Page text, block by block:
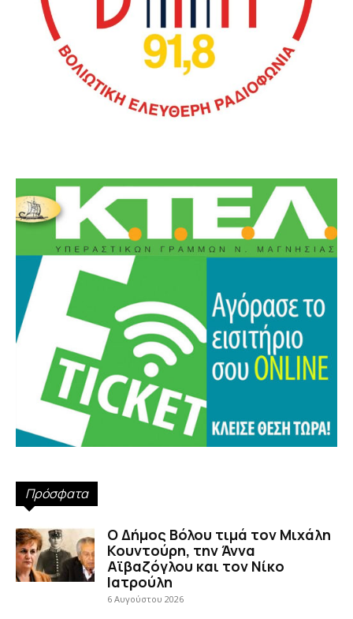
Πρόσφατα
Ο Δήμος Βόλου τιμά τον Μιχάλη
Κουντούρη, την Άννα
Αϊβαζόγλου και τον Νίκο
Ιατρούλη
6 Αυγούστου 2026